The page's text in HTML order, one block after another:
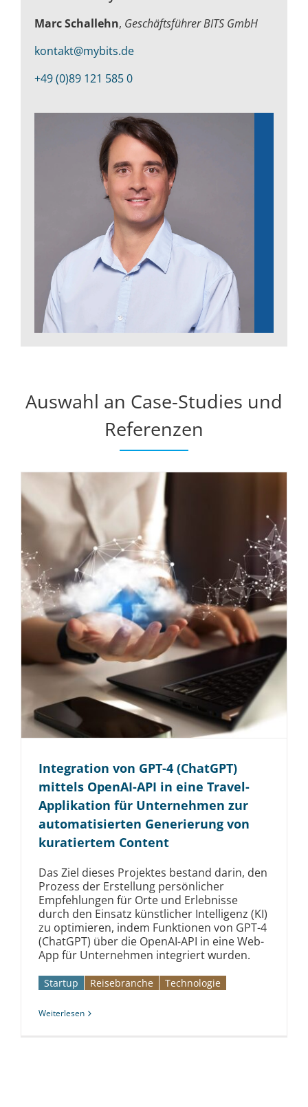
Marc Schallehn, Geschäftsführer BITS GmbH
kontakt@mybits.de
+49 (0)89 121 585 0
Auswahl an Case-Studies und
Referenzen
Integration von GPT-4 (ChatGPT)
mittels OpenAI-API in eine Travel-
Applikation für Unternehmen zur
automatisierten Generierung von
kuratiertem Content
Das Ziel dieses Projektes bestand darin, den
Prozess der Erstellung persönlicher
Empfehlungen für Orte und Erlebnisse
durch den Einsatz künstlicher Intelligenz (KI)
zu optimieren, indem Funktionen von GPT-4
(ChatGPT) über die OpenAI-API in eine Web-
App für Unternehmen integriert wurden.
Startup Reise­branche Technologie
Weiterlesen